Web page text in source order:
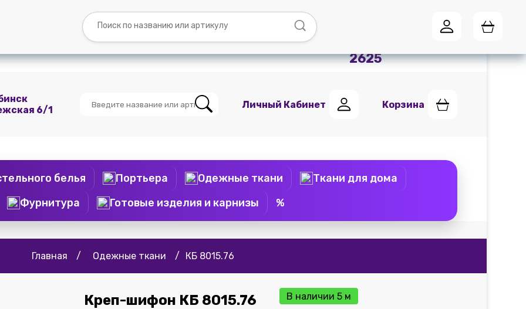
нас
ВКонтакте
Мы в
Telegram
2625
6/1
Личный Кабинет Корзина
белья Портьера Одежные ткани
Ткани для дома
Фурнитура
Готовые изделия и карнизы %
Главная / Одежные ткани / КБ 8015.76
Креп-шифон КБ 8015.76
В наличии 5 м